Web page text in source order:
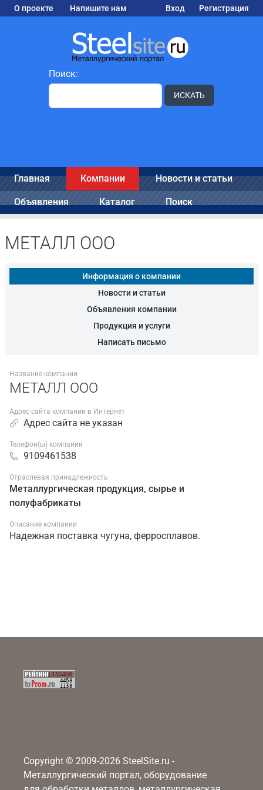
О проекте Напишите нам Вход Регистрация
Поиск:
ИСКАТЬ
Главная Компании Новости и статьи
Объявления Каталог Поиск
МЕТАЛЛ ООО
Информация о компании
Новости и статьи
Объявления компании
Продукция и услуги
Написать письмо
Название компании
МЕТАЛЛ ООО
Адрес сайта компании в Интернет
Адрес сайта не указан
Телефон(ы) компании
9109461538
Отраслевая принадлежность
Металлургическая продукция, сырье и
полуфабрикаты
Описание компании
Надежная поставка чугуна, ферросплавов.
Copyright © 2009-2026 SteelSite.ru -
Металлургический портал, оборудование